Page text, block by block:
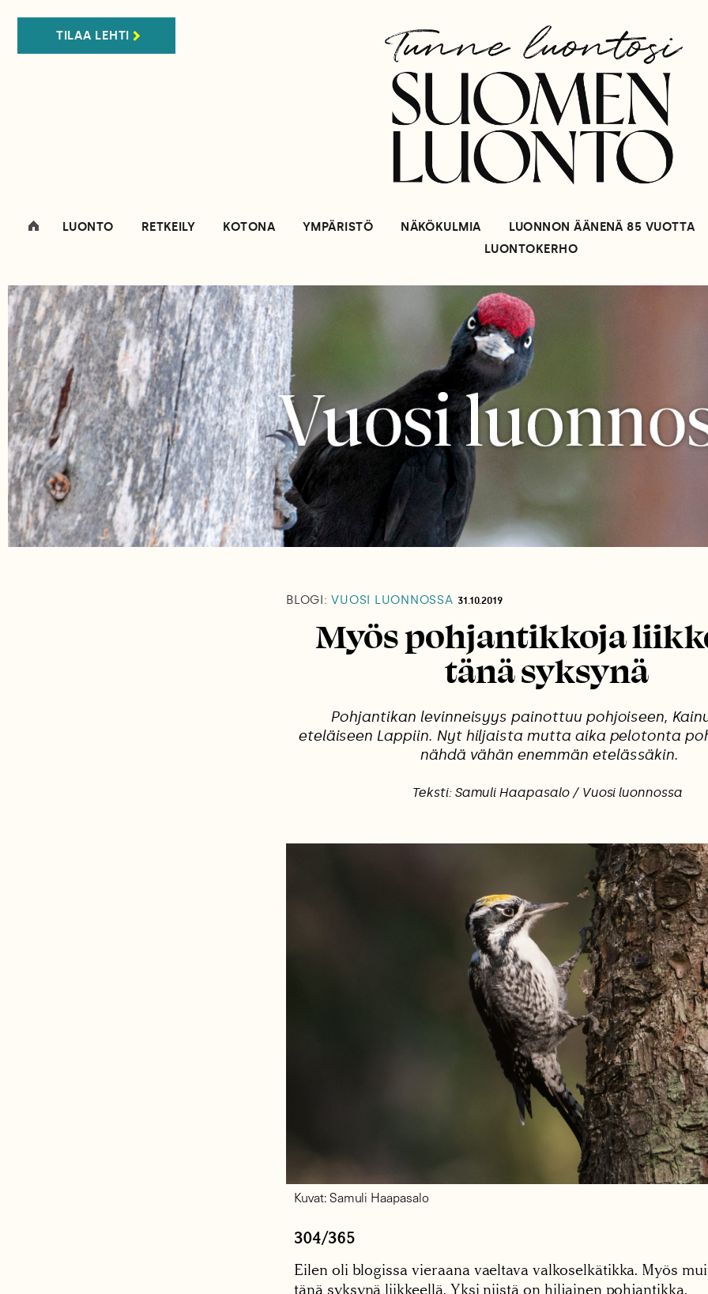
TILAA LEHTI
LUONTO RETKEILY KOTONA YMPÄRISTÖ NÄKÖKULMIA
LUONNON ÄÄNENÄ 85 VUOTTA
LUONTOKERHO
BLOGI: VUOSI LUONNOSSA 31.10.2019
Myös pohjantikkoja
tänä syksynä
Pohjantikan levinneisyys painottuu pohjoiseen,
eteläiseen Lappiin. Nyt hiljaista mutta aika pelotonta
nähdä vähän enemmän etelässäkin.
Teksti: Samuli Haapasalo / Vuosi luonnossa
Kuvat: Samuli Haapasalo
304/365
Eilen oli blogissa vieraana vaeltava valkoselkätikka. Myös
tänä syksynä liikkeellä. Yksi niistä on hiljainen pohjantikka.